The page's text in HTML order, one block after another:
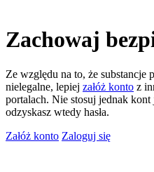
Zachowaj
Ze względu na to, że substancje
nielegalne, lepiej załóż konto z
portalach. Nie stosuj jednak
odzyskasz wtedy hasła.
Załóż konto Zaloguj się